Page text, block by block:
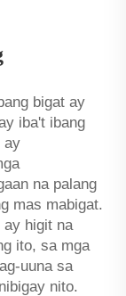
bigat ay
iba't ibang
ay
na palang
mas mabigat.
ay higit na
ito, sa mga
uuna sa
nito.